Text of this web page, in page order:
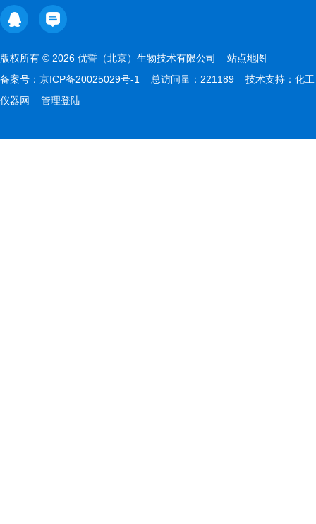
版权所有 © 2026 优誓（北京）生物技术有限公司 站点地图
备案号： 京ICP备20025029号-1 总访问量：221189 技术支持： 化工
仪器网
管理登陆